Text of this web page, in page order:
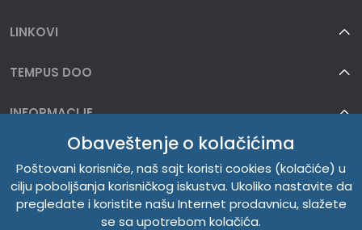
LINKOVI
TEMPUS DOO
INFORMACIJE
Obaveštenje o kolačićima
Poštovani korisniče, naš sajt koristi cookies (kolačiće) u
cilju poboljšanja korisničkog iskustva. Ukoliko nastavite da
pregledate i koristite našu Internet prodavnicu, slažete
se sa upotrebom kolačića.